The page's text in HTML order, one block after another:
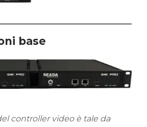
base
controller video è tale da